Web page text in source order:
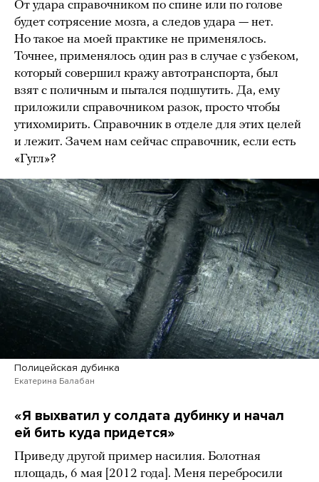
От удара справочником по спине или по голове
будет сотрясение мозга, а следов удара — нет.
Но такое на моей практике не применялось.
Точнее, применялось один раз в случае с узбеком,
который совершил кражу автотранспорта, был
взят с поличным и пытался подшутить. Да, ему
приложили справочником разок, просто чтобы
утихомирить. Справочник в отделе для этих целей
и лежит. Зачем нам сейчас справочник, если есть
«Гугл»?
Полицейская дубинка
Екатерина Балабан
«Я выхватил у солдата дубинку и начал
ей бить куда придется»
Приведу другой пример насилия. Болотная
площадь, 6 мая [2012 года]. Меня перебросили